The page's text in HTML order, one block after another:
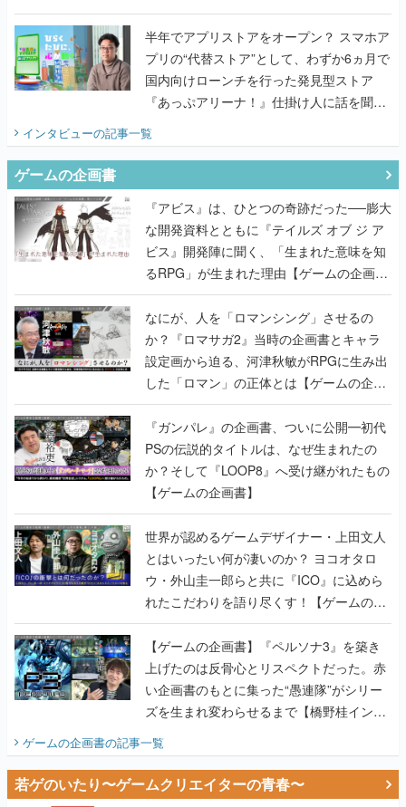
うこだわりをプロデューサーに聞いた
半年でアプリストアをオープン？ スマホア
プリの“代替ストア”として、わずか6ヵ月で
国内向けローンチを行った発見型ストア
『あっぷアリーナ！』仕掛け人に話を聞い
てみた
インタビューの記事一覧
ゲームの企画書
『アビス』は、ひとつの奇跡だった──膨大
な開発資料とともに『テイルズ オブ ジ ア
ビス』開発陣に聞く、「生まれた意味を知
るRPG」が生まれた理由【ゲームの企画
書】
なにが、人を「ロマンシング」させるの
か？『ロマサガ2』当時の企画書とキャラ
設定画から迫る、河津秋敏がRPGに生み出
した「ロマン」の正体とは【ゲームの企画
書】
『ガンパレ』の企画書、ついに公開━初代
PSの伝説的タイトルは、なぜ生まれたの
か？そして『LOOP8』へ受け継がれたもの
【ゲームの企画書】
世界が認めるゲームデザイナー・上田文人
とはいったい何が凄いのか？ ヨコオタロ
ウ・外山圭一郎らと共に『ICO』に込めら
れたこだわりを語り尽くす！【ゲームの企
画書】
【ゲームの企画書】『ペルソナ3』を築き
上げたのは反骨心とリスペクトだった。赤
い企画書のもとに集った“愚連隊”がシリー
ズを生まれ変わらせるまで【橋野桂インタ
ビュー】
ゲームの企画書の記事一覧
若ゲのいたり〜ゲームクリエイターの青春〜